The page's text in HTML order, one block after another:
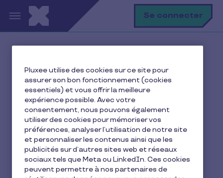
Aller au contenu principal Se connecter
SME's
10 stratégies pour renforcer la cohésion d’équipe en
entreprise
10 stratégies pour
renforcer la cohésion
Pluxee utilise des cookies sur ce site pour
assurer son bon fonctionnement (cookies
essentiels) et vous offrir la meilleure
expérience possible. Avec votre
consentement, nous pouvons également
utiliser des cookies pour mémoriser vos
préférences, analyser l’utilisation de notre site
et personnaliser les contenus ainsi que les
publicités sur d’autres sites web et réseaux
sociaux tels que Meta ou LinkedIn. Ces cookies
peuvent permettre à nos partenaires de